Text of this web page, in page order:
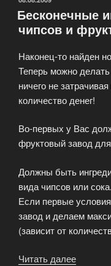
много
Бесконечные
чипсов и
Наконец-то найден
Теперь можно
ничего не
количество денег!
Во-первых у Вас
фруктовый завод
Должны быть
вида чипсов или сока.
Если первые
завод и делаем
(зависит от
Читать далее